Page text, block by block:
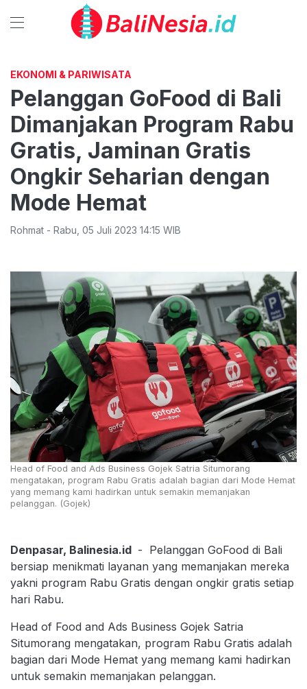
EKONOMI & PARIWISATA
Pelanggan GoFood di Bali
Dimanjakan Program Rabu
Gratis, Jaminan Gratis
Ongkir Seharian dengan
Mode Hemat
Rohmat - Rabu 05 Juli 2023 14:15 WIB
Head of Food and Ads Business Gojek Satria Situmorang
mengatakan, program Rabu Gratis adalah bagian dari Mode Hemat
yang memang kami hadirkan untuk semakin memanjakan
pelanggan. (Gojek)
Denpasar, Balinesia.id - Pelanggan GoFood di Bali
bersiap menikmati layanan yang memanjakan mereka
yakni program Rabu Gratis dengan ongkir gratis setiap
hari Rabu.
Head of Food and Ads Business Gojek Satria
Situmorang mengatakan, program Rabu Gratis adalah
bagian dari Mode Hemat yang memang kami hadirkan
untuk semakin memanjakan pelanggan.